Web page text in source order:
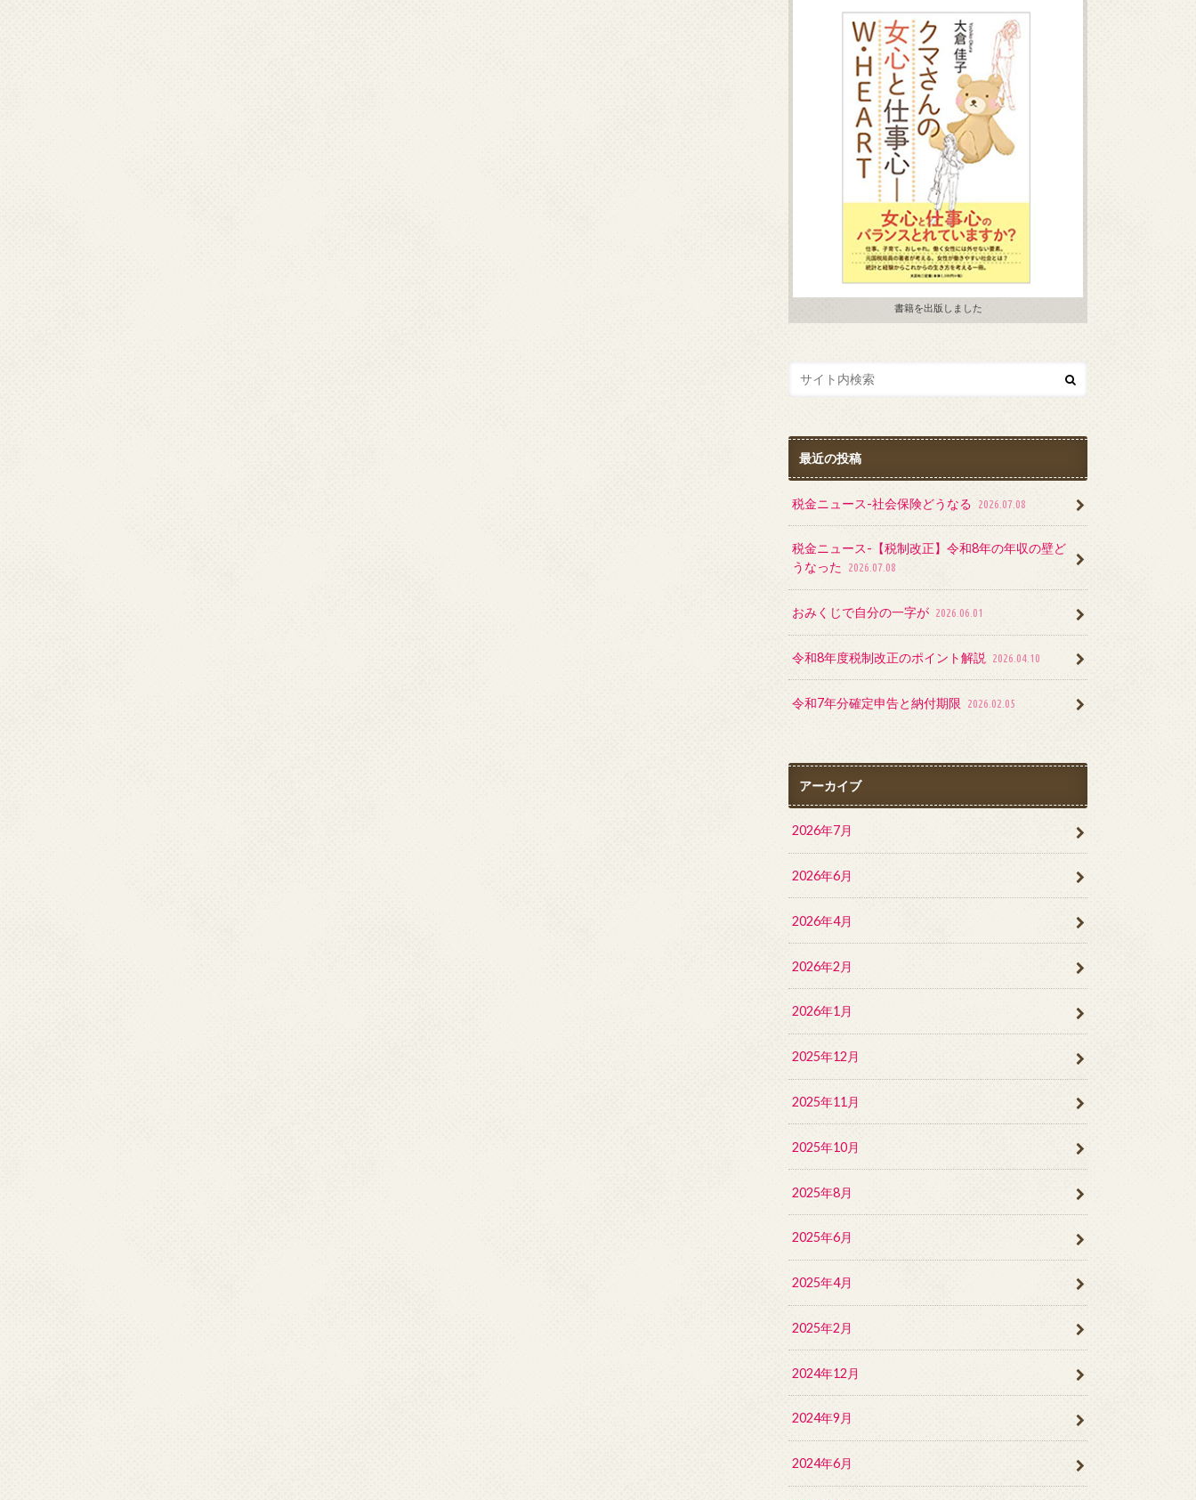
書籍を出版しました
最近の投稿
税金ニュース-社会保険どうなる 2026.07.08
税金ニュース-【税制改正】令和8年の年収の壁ど
うなった
2026.07.08
おみくじで自分の一字が 2026.06.01
令和8年度税制改正のポイント解説 2026.04.10
令和7年分確定申告と納付期限 2026.02.05
アーカイブ
2026年7月
2026年6月
2026年4月
2026年2月
2026年1月
2025年12月
2025年11月
2025年10月
2025年8月
2025年6月
2025年4月
2025年2月
2024年12月
2024年9月
2024年6月